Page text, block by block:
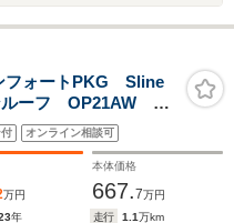
ォートPKG Sline
ルーフ OP21AW
ヘッドライト アン
プディスプレイ
中
オンライン相談可
万円
本体価格
667.7万円
年 走行 1.1万km